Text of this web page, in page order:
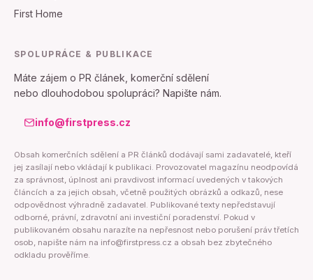
First Home
SPOLUPRÁCE & PUBLIKACE
Máte zájem o PR článek, komerční sdělení
nebo dlouhodobou spolupráci? Napište nám.
info@firstpress.cz
Obsah komerčních sdělení a PR článků dodávají sami zadavatelé, kteří
jej zasílají nebo vkládají k publikaci. Provozovatel magazínu neodpovídá
za správnost, úplnost ani pravdivost informací uvedených v takových
článcích a za jejich obsah, včetně použitých obrázků a odkazů, nese
odpovědnost výhradně zadavatel. Publikované texty nepředstavují
odborné, právní, zdravotní ani investiční poradenství. Pokud v
publikovaném obsahu narazíte na nepřesnost nebo porušení práv třetích
osob, napište nám na info@firstpress.cz a obsah bez zbytečného
odkladu prověříme.